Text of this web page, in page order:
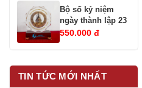
Bộ số kỷ niệm
ngày thành lập 23
550.000 đ
TIN TỨC MỚI NHẤT